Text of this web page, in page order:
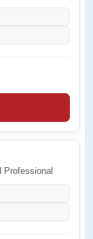
Professional